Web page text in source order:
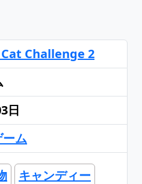
Challenge 2
日
ム
キャンディー